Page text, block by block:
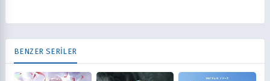
BENZER SERİLER